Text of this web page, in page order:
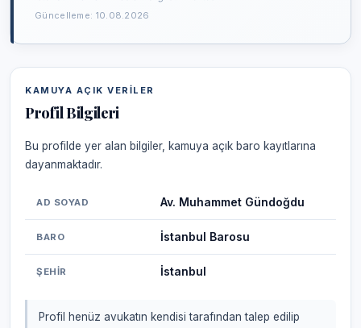
Güncelleme: 10.08.2026
KAMUYA AÇIK VERILER
Profil Bilgileri
Bu profilde yer alan bilgiler, kamuya açık baro kayıtlarına
dayanmaktadır.
AD SOYAD Av. Muhammet Gündoğdu
BARO İstanbul Barosu
ŞEHIR İstanbul
Profil henüz avukatın kendisi tarafından talep edilip